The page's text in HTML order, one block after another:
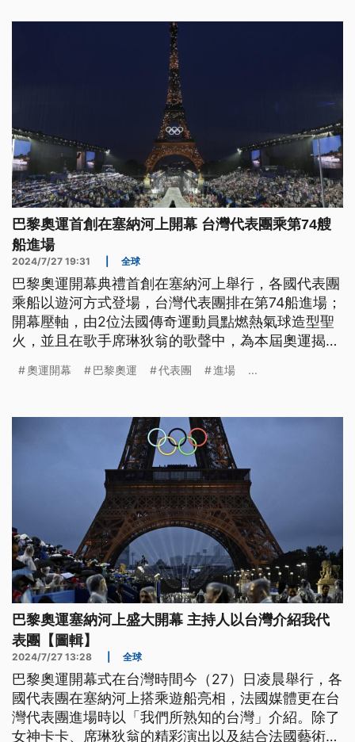
巴黎奧運首創在塞納河上開幕 台灣代表團乘第74艘
船進場
2024/7/27 19:31 全球
巴黎奧運開幕典禮首創在塞納河上舉行，各國代表團
乘船以遊河方式登場，台灣代表團排在第74船進場；
開幕壓軸，由2位法國傳奇運動員點燃熱氣球造型聖
火，並且在歌手席琳狄翁的歌聲中，為本屆奧運揭開
台（France 2）電視直播，主持人特別解釋「中華台
奧運開幕 巴黎奧運 代表團 進場 ...
巴黎奧運塞納河上盛大開幕 主持人以台灣介紹我代
表團【圖輯】
2024/7/27 13:28 全球
巴黎奧運開幕式在台灣時間今（27）日凌晨舉行，各
國代表團在塞納河上搭乘遊船亮相，法國媒體更在台
灣代表團進場時以「我們所熟知的台灣」介紹。除了
女神卡卡、席琳狄翁的精彩演出以及結合法國藝術作